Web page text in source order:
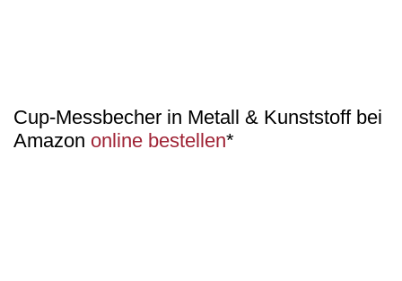
Cup-Messbecher in Metall & Kunststoff bei
Amazon online bestellen*